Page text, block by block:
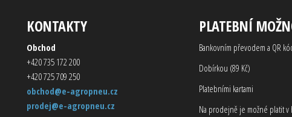
KONTAKTY
Obchod
+420 735 172 200
+420 725 709 250
obchod@e-agropneu.cz
prodej@e-agropneu.cz
PLATEBNÍ
Bankovním převodem a QR
Dobírkou (89 Kč)
Platebními kartami
Na prodejně je možné platit v